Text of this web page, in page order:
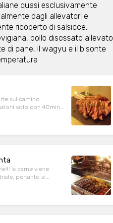
quasi esclusivamente
dagli allevatori e
ricoperto di salsicce,
pollo disossato allevato
di pane, il wagyu e il bisonte
sul camino
solo con 40min
la carne viene
pertanto si